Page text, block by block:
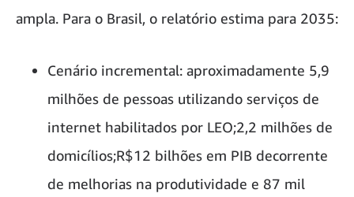
ampla. Para o Brasil, o relatório estima para 2035:
Cenário incremental: aproximadamente 5,9
milhões de pessoas utilizando serviços de
internet habilitados por LEO;2,2 milhões de
domicílios;R$12 bilhões em PIB decorrente
de melhorias na produtividade e 87 mil